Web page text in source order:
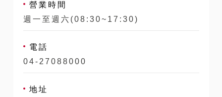
營業時間
週一至週六(08:30~17:30)
電話
04-27088000
地址